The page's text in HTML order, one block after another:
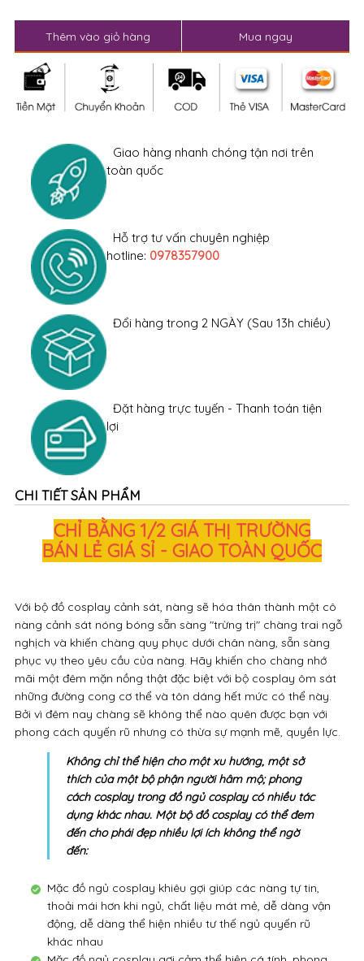
toàn quốc
Hỗ trợ tư vấn chuyên nghiệp
hotline: 0978357900
Đổi hàng trong 2 NGÀY (Sau 13h chiều)
Đặt hàng trực tuyến - Thanh toán tiện
lợi
CHI TIẾT SẢN PHẨM
CHỈ BẰNG 1/2 GIÁ THỊ TRƯỜNG
BÁN LẺ GIÁ SỈ - GIAO TOÀN QUỐC
Với bộ đồ cosplay cảnh sát, nàng sẽ hóa thân thành một cô
nàng cảnh sát nóng bóng sẵn sàng "trừng trị" chàng trai ngỗ
nghịch và khiến chàng quy phục dưới chân nàng, sẵn sàng
phục vụ theo yêu cầu của nàng. Hãy khiến cho chàng nhớ
mãi một đêm mặn nồng thật đặc biệt với bộ cosplay ôm sát
những đường cong cơ thể và tôn dáng hết mức có thể này.
Không chỉ thể hiện cho một xu hướng, một sở
thích của một bộ phận người hâm mộ; phong
cách cosplay trong đồ ngủ cosplay có nhiều tác
dụng khác nhau. Một bộ đồ cosplay có thể đem
đến cho phái đẹp nhiều lợi ích không thể ngờ
đến:
Mặc đồ ngủ cosplay khiêu gợi giúp các nàng tự tin,
thoải mái hơn khi ngủ, chất liệu mát mẻ, dễ dàng vận
động, dễ dàng thể hiện nhiều tư thế ngủ quyến rũ
khác nhau
Mặc đồ ngủ cosplay gợi cảm thể hiện cá tính, phong
cách mạnh mẽ, quyến rũ, sexy và cả ngây thơ, trong
sáng cũng thể hiện được.
biệt, có thể là một trong những cách thu hút, tạo
hứng thú hiệu quả đối với một nửa yêu thương
Mặc đồ ngủ cosplay tăng thêm sự sexy, quyến rũ và
hứng thú cho bạn đời, người yêu của mình.